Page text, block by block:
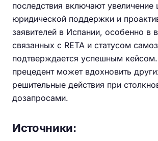
последствия включают увеличение
юридической поддержки и
заявителей в Испании, особенно в
связанных с RETA и статусом
подтверждается успешным
прецедент может вдохновить
решительные действия при
дозапросами.
Источники: